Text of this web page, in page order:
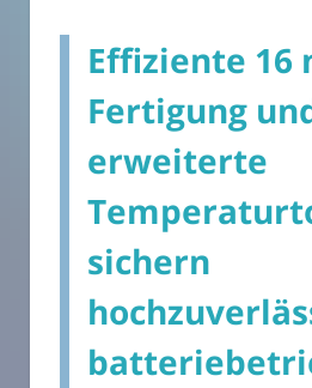
Effiziente 16
Fertigung
erweiterte
sichern